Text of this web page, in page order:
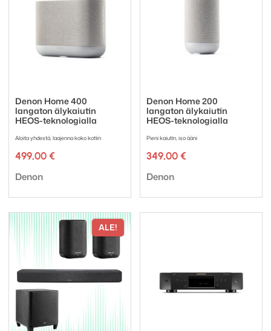
Denon Home 400
langaton älykaiutin
HEOS-teknologialla
Aloita yhdestä, laajenna koko kotiin
499,00 €
Tuotemerkki:
Denon
Denon Home 200
langaton älykaiutin
HEOS-teknologialla
Pieni kaiutin, iso ääni
349,00 €
Tuotemerkki:
Denon
ALE!